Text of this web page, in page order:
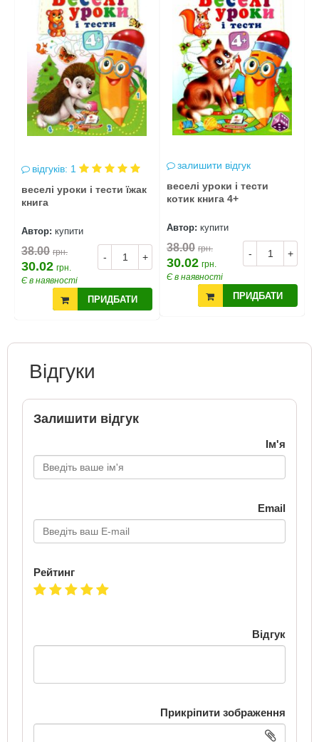
відгуків: 1
веселі уроки і тести їжак
книга
Автор: купити
- +
38.00 грн.
30.02 грн.
Є в наявності
ПРИДБАТИ
залишити відгук
веселі уроки і тести
котик книга 4+
Автор: купити
- +
38.00 грн.
30.02 грн.
Є в наявності
ПРИДБАТИ
Відгуки
Залишити відгук
Ім'я
Email
Рейтинг
Відгук
Прикріпити зображення